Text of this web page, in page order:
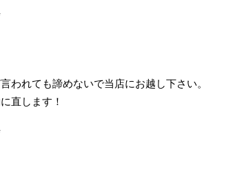
われても諦めないで当店にお越し下さい。
直します！